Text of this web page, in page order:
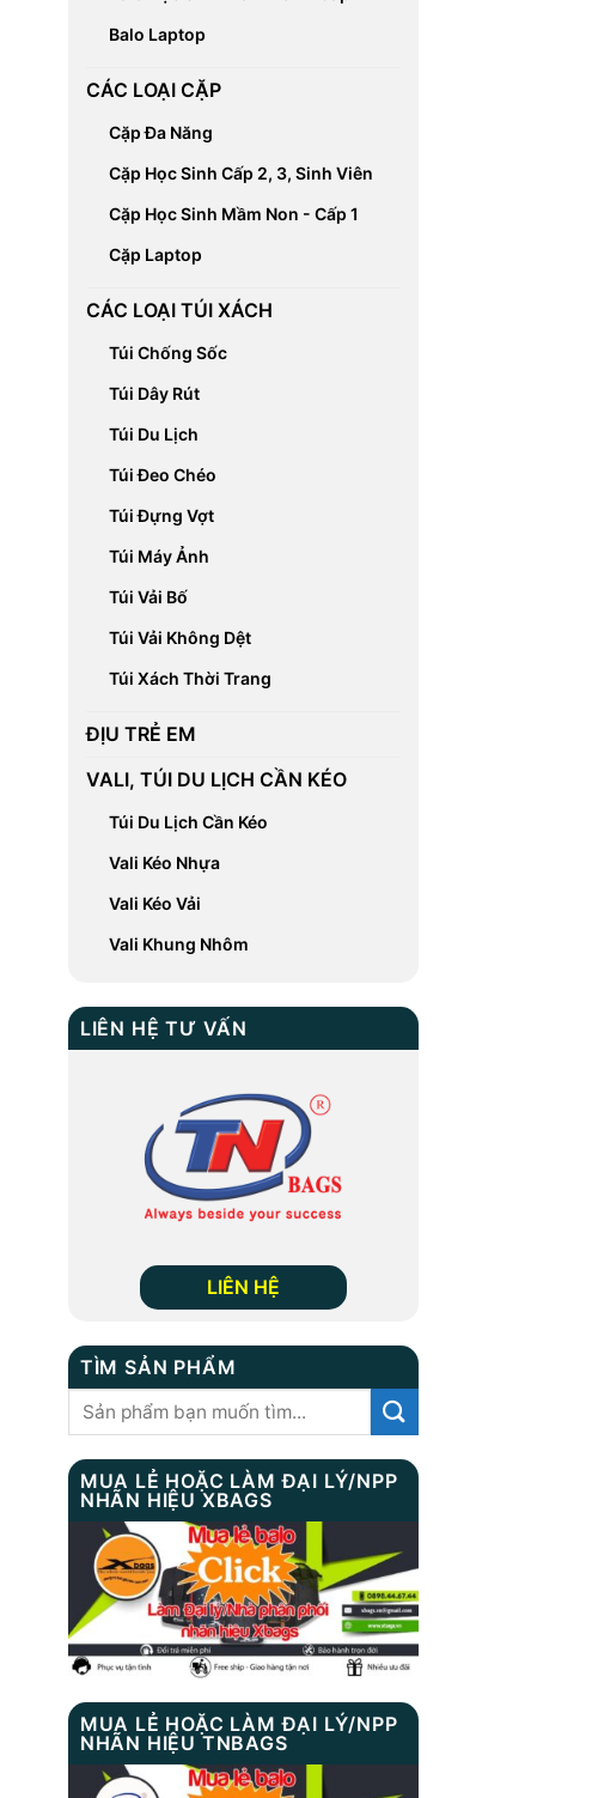
Balo Laptop
CÁC LOẠI CẶP
Cặp Đa Năng
Cặp Học Sinh Cấp 2, 3, Sinh Viên
Cặp Học Sinh Mầm Non - Cấp 1
Cặp Laptop
CÁC LOẠI TÚI XÁCH
Túi Chống Sốc
Túi Dây Rút
Túi Du Lịch
Túi Đeo Chéo
Túi Đựng Vợt
Túi Máy Ảnh
Túi Vải Bố
Túi Vải Không Dệt
Túi Xách Thời Trang
ĐỊU TRẺ EM
VALI, TÚI DU LỊCH CẦN KÉO
Túi Du Lịch Cần Kéo
Vali Kéo Nhựa
Vali Kéo Vải
Vali Khung Nhôm
LIÊN HỆ TƯ VẤN
LIÊN HỆ
TÌM SẢN PHẨM
Tìm
MUA LẺ HOẶC LÀM ĐẠI LÝ/NPP
NHÃN HIỆU XBAGS
MUA LẺ HOẶC LÀM ĐẠI LÝ/NPP
NHÃN HIỆU TNBAGS